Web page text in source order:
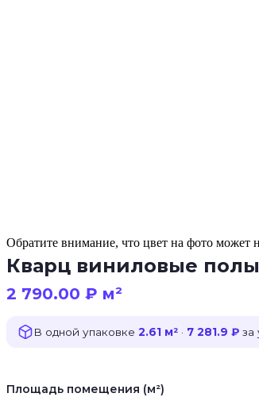
Обратите внимание, что цвет на фото может
Кварц виниловые
2 790.00 ₽ м²
В одной упаковке 2.61 м² · 7 281.9 ₽ за
Площадь помещения (м²)